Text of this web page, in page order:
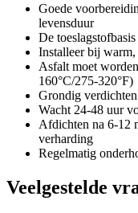
Goede
levensduur
De
Installeer bij
Asfalt moet
160°C/275-320°F)
Grondig
Wacht 24-48 uur
Afdichten na 6-12
verharding
Regelmatig
Veelgestelde